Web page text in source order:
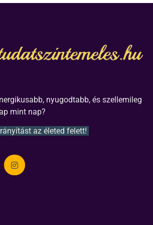
nyugodtabb, és szellemileg
mint nap?
az életed felett!